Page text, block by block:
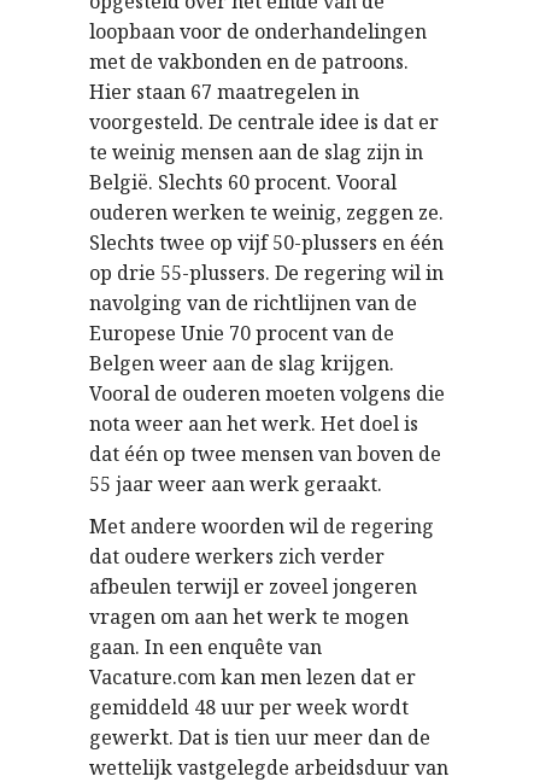
loopbaan voor de onderhandelingen
met de vakbonden en de patroons.
Hier staan 67 maatregelen in
voorgesteld. De centrale idee is dat er
te weinig mensen aan de slag zijn in
België. Slechts 60 procent. Vooral
ouderen werken te weinig, zeggen ze.
Slechts twee op vijf 50-plussers en één
op drie 55-plussers. De regering wil in
navolging van de richtlijnen van de
Europese Unie 70 procent van de
Belgen weer aan de slag krijgen.
Vooral de ouderen moeten volgens die
nota weer aan het werk. Het doel is
dat één op twee mensen van boven de
55 jaar weer aan werk geraakt.
Met andere woorden wil de regering
dat oudere werkers zich verder
afbeulen terwijl er zoveel jongeren
vragen om aan het werk te mogen
gaan. In een enquête van
Vacature.com kan men lezen dat er
gemiddeld 48 uur per week wordt
gewerkt. Dat is tien uur meer dan de
wettelijk vastgelegde arbeidsduur van